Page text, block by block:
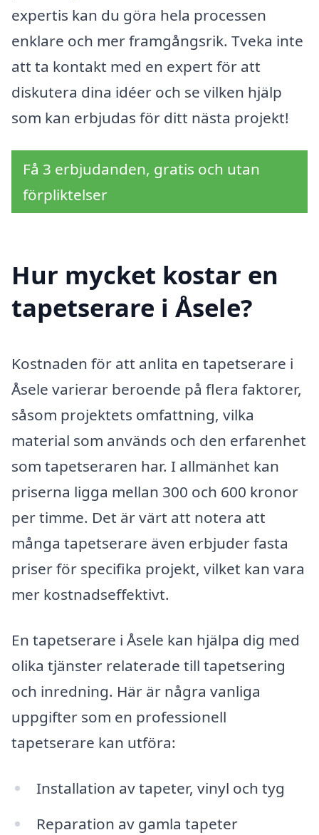
expertis kan du göra hela processen
enklare och mer framgångsrik. Tveka inte
att ta kontakt med en expert för att
diskutera dina idéer och se vilken hjälp
som kan erbjudas för ditt nästa projekt!
Få 3 erbjudanden, gratis och utan
förpliktelser
Hur mycket kostar en
tapetserare i Åsele?
Kostnaden för att anlita en tapetserare i
Åsele varierar beroende på flera faktorer,
såsom projektets omfattning, vilka
material som används och den erfarenhet
som tapetseraren har. I allmänhet kan
priserna ligga mellan 300 och 600 kronor
per timme. Det är värt att notera att
många tapetserare även erbjuder fasta
priser för specifika projekt, vilket kan vara
mer kostnadseffektivt.
En tapetserare i Åsele kan hjälpa dig med
olika tjänster relaterade till tapetsering
och inredning. Här är några vanliga
uppgifter som en professionell
tapetserare kan utföra:
Installation av tapeter, vinyl och tyg
Reparation av gamla tapeter